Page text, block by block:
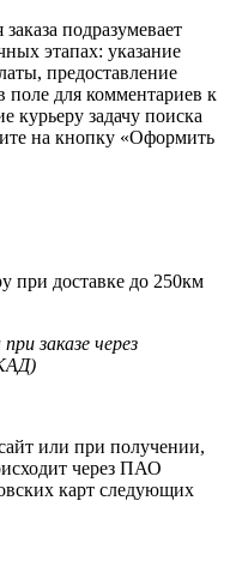
подразумевает
этапах: указание
предоставление
для комментариев к
курьеру задачу поиска
на кнопку «Оформить
при доставке до 250км
заказе через
или при получении,
через ПАО
карт следующих